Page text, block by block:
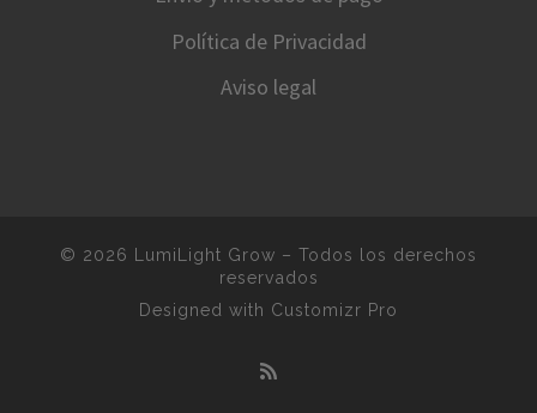
Política de Privacidad
Aviso legal
© 2026 LumiLight Grow – Todos los derechos
reservados
Designed with Customizr Pro